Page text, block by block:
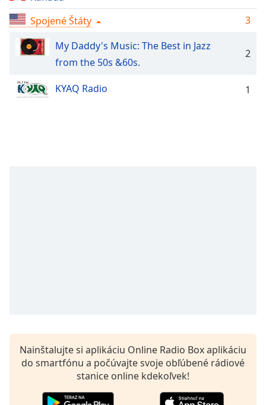
Stream
TypeLIVE
Seek to
live,
currently
Remaining
Time-
opens
subtitles
dialog
Spojené Štáty
3
My Daddy's Music: The Best in Jazz
from the 50s &60s.
2
KYAQ Radio 1
Nainštalujte si aplikáciu Online Radio Box aplikáciu
do smartfónu a počúvajte svoje obľúbené rádiové
stanice online kdekoľvek!